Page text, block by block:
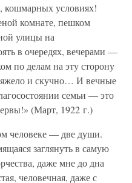
кошмарных условиях!
комнате, пешком
улицы на
в очередях, вечерами —
по делам на эту сторону
и скучно… И вечные
семьи — это
(Март, 1922 г.)
человеке — две души.
заглянуть в самую
даже мне до дна
человечная, даже с